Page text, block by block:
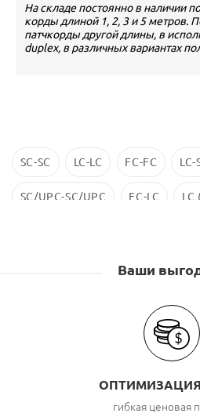
На складе постоянно в наличии
корды длиной 1, 2, 3 и 5 метров.
патчкорды другой длины, в
duplex, в различных вариантах
SC-SC LC-LC FC-FC LC-
SC/UPC-SC/UPC FC-LC LC
Ваши
ОПТИМИЗАЦИЯ
гибкая ценовая